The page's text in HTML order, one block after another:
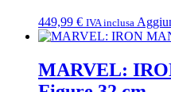
449,99 € IVA inclusa
MARVEL: